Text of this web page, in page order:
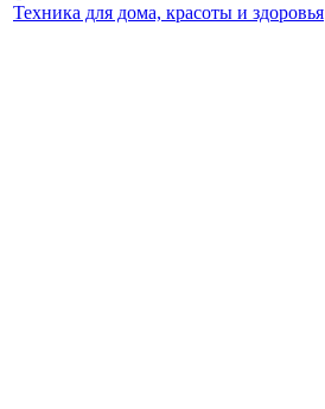
Техника для дома, красоты и здоровья